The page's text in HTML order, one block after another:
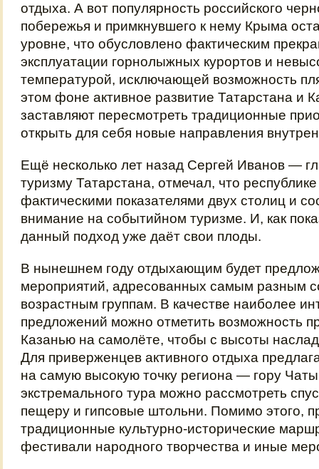
отдыха. А вот популярность российского
побережья и примкнувшего к нему Крыма
уровне, что обусловлено фактическим
эксплуатации горнолыжных курортов и
температурой, исключающей возможность
этом фоне активное развитие Татарстана и
заставляют пересмотреть традиционные
открыть для себя новые направления
Ещё несколько лет назад Сергей Иванов —
туризму Татарстана, отмечал, что республике
фактическими показателями двух столиц и
внимание на событийном туризме. И, как
данный подход уже даёт свои плоды.
В нынешнем году отдыхающим будет
мероприятий, адресованных самым разным
возрастным группам. В качестве наиболее
предложений можно отметить возможность
Казанью на самолёте, чтобы с высоты
Для приверженцев активного отдыха
на самую высокую точку региона — гору
экстремального тура можно рассмотреть
пещеру и гипсовые штольни. Помимо этого,
традиционные культурно-исторические
фестивали народного творчества и иные